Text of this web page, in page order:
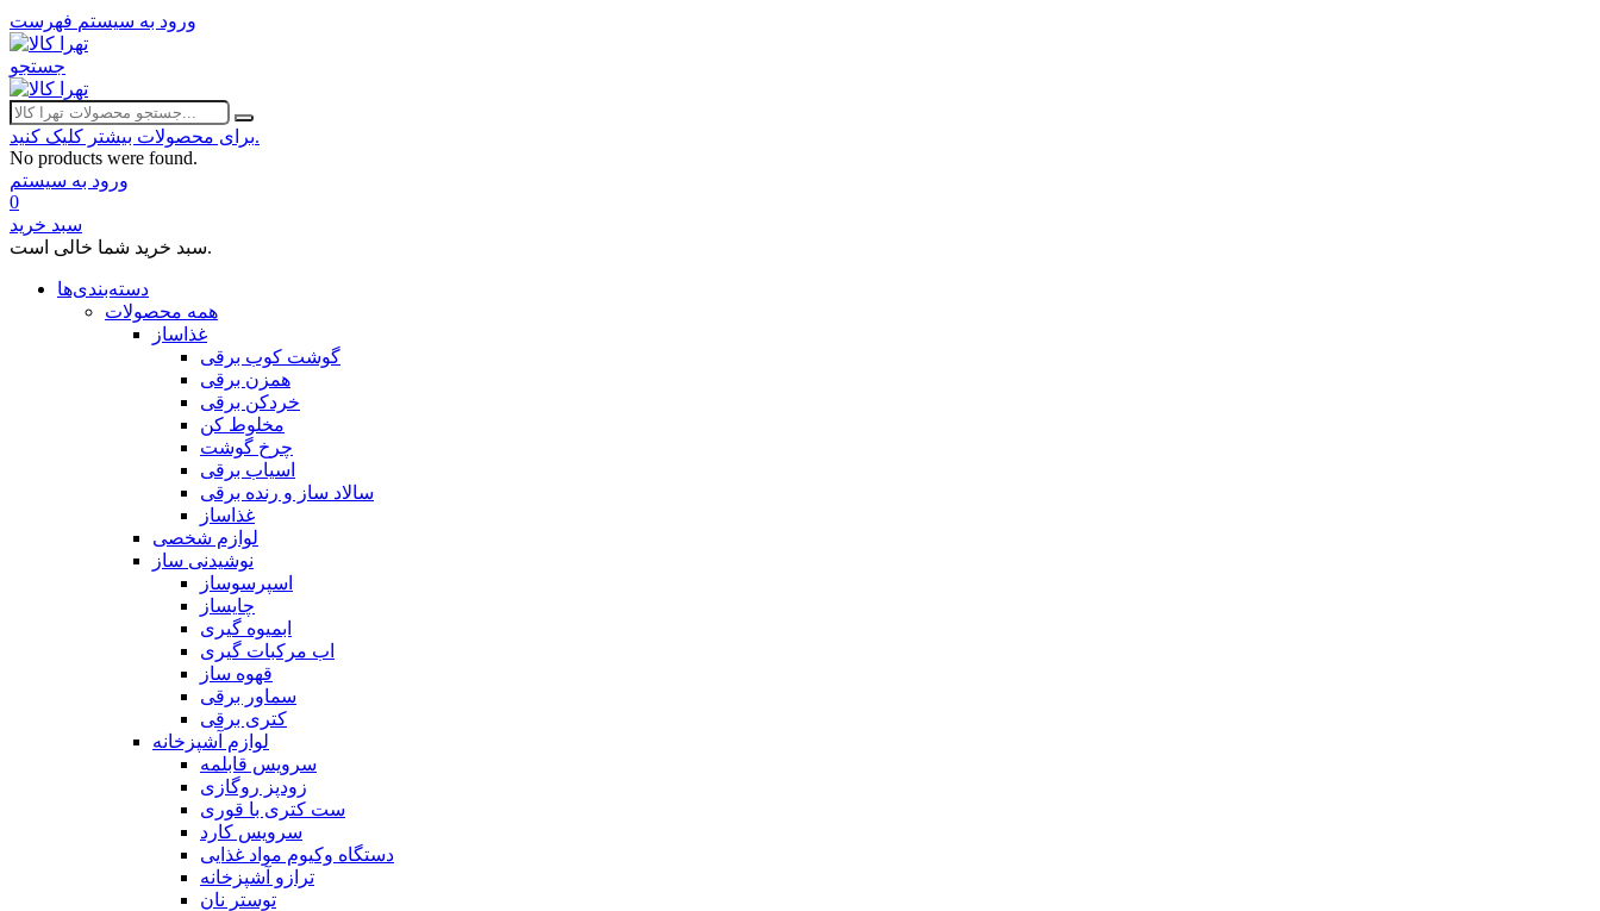
ورود به سیستم فهرست
جستجو
برای محصولات بیشتر کلیک کنید.
No products were found.
ورود به سیستم
0
سبد خرید
سبد خرید شما خالی است.
دسته‌بندی‌ها
همه محصولات
غذاساز
گوشت کوب برقی
همزن برقی
خردکن برقی
مخلوط کن
چرخ گوشت
اسیاب برقی
سالاد ساز و رنده برقی
غذاساز
لوازم شخصی
نوشیدنی ساز
اسپرسوساز
چایساز
ابمیوه گیری
اب مرکبات گیری
قهوه ساز
سماور برقی
کتری برقی
لوازم آشپزخانه
سرویس قابلمه
زودپز روگازی
ست کتری با قوری
سرویس کارد
دستگاه وکیوم مواد غذایی
ترازو آشپزخانه
توستر نان